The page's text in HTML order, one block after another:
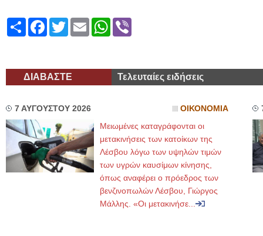
ShareFacebook
TwitterEmailWhatsApp
ΔΙΑΒΑΣΤΕ Τελευταίες ειδήσεις
7 ΑΥΓΟΥΣΤΟΥ 2026 ΟΙΚΟΝΟΜΙΑ
Μειωμένες καταγράφονται οι
μετακινήσεις των κατοίκων της
Λέσβου λόγω των υψηλών τιμών
των υγρών καυσίμων κίνησης,
όπως αναφέρει ο πρόεδρος των
βενζινοπωλών Λέσβου, Γιώργος
Μάλλης. «Οι μετακινήσε...